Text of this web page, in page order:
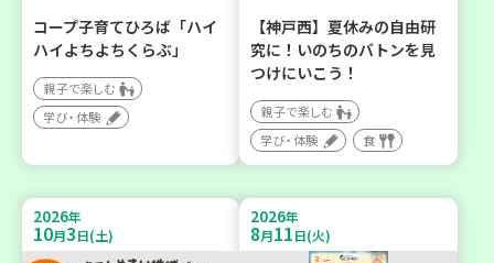
コープ子育てひろば「ハイ
ハイよちよちくらぶ」
親子で楽しむ
学び・体験
【神戸西】夏休みの自由研
究に！いのちのバトンを見
つけにいこう！
親子で楽しむ
学び・体験
食
2026年
10月3日(土)
2026年
8月11日(火)